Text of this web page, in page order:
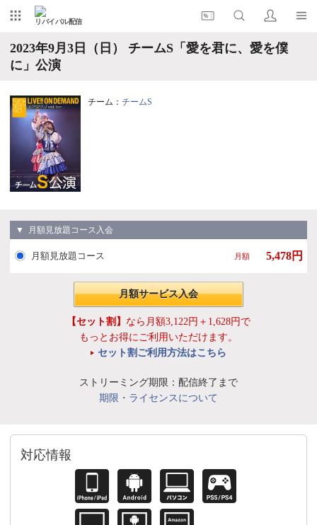
リバイバル配信
2023年9月3日（日） チームS「愛を君に、愛を僕
に」公演
チーム： チームS
▼ 月額見放題コース入会
月額見放題コース 月額 5,478円
月額サービス入会
【セット割】 なら月額3,122円＋1,628円で
もっとお得にご利用いただけます。
セット割ご利用方法はこちら
ストリーミング期限：配信終了まで
期限・ライセンスについて
対応情報